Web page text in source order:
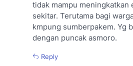
tidak mampu meningkatkan
sekitar. Terutama bagi
kmpung sumberpakem. Yg
dengan puncak asmoro.
Reply